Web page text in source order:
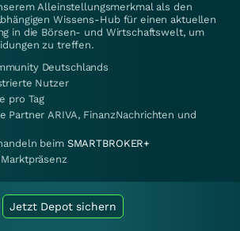
Alleinstellungsmerkmal als den
Wissens-Hub für einen aktuellen
in die Börsen- und Wirtschaftswelt, um
zu treffen.
Deutschlands
Nutzer
pro Tag
Partner ARIVA, FinanzNachrichten und
beim SMARTBROKER+
Jetzt Depot sichern